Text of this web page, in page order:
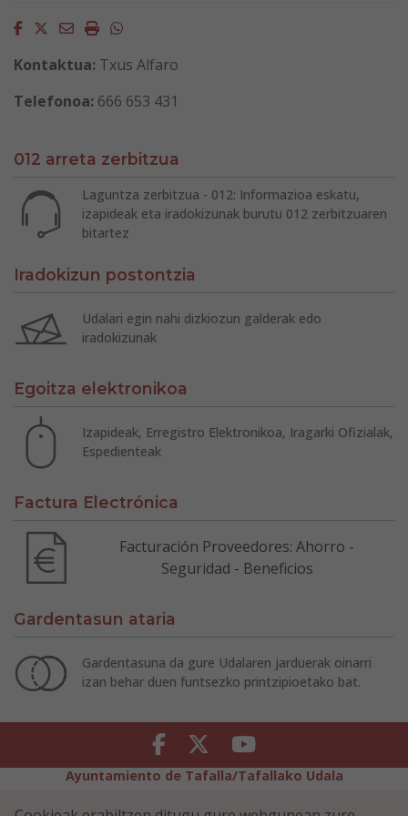
Facebook
Twitter
EmailImprimirWhatsapp
Kontaktua: Txus Alfaro
Telefonoa: 666 653 431
012 arreta zerbitzua
Laguntza zerbitzua - 012: Informazioa eskatu,
izapideak eta iradokizunak burutu 012 zerbitzuaren
bitartez
Iradokizun postontzia
Udalari egin nahi dizkiozun galderak edo
iradokizunak
Egoitza elektronikoa
Izapideak, Erregistro Elektronikoa, Iragarki Ofizialak,
Espedienteak
Factura Electrónica
Facturación Proveedores: Ahorro -
Seguridad - Beneficios
Gardentasun ataria
Gardentasuna da gure Udalaren jarduerak oinarri
izan behar duen funtsezko printzipioetako bat.
Facebook Twitter Youtube
Ayuntamiento de Tafalla/Tafallako Udala